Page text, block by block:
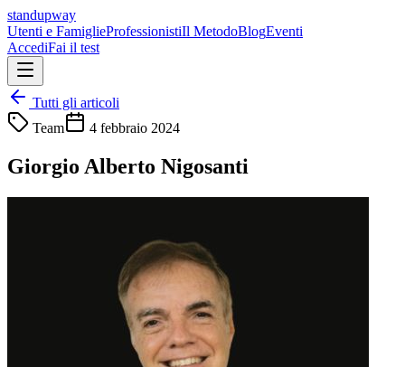
standupway
Utenti e FamiglieProfessionistiIl MetodoBlogEventi
AccediFai il test
Tutti gli articoli
Team
4 febbraio 2024
Giorgio Alberto Nigosanti